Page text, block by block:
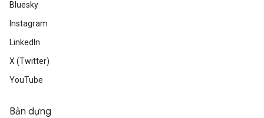
Bluesky
Instagram
LinkedIn
X (Twitter)
YouTube
Bản dựng